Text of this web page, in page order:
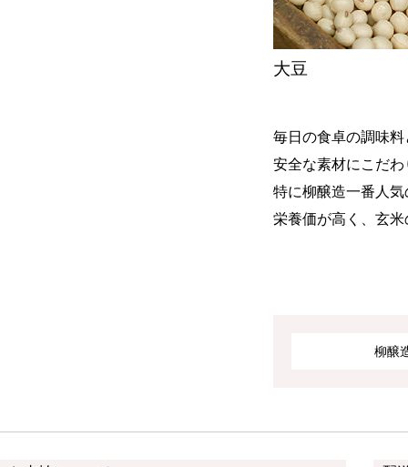
大豆
毎日の食卓の調味
安全な素材にこだ
特に柳醸造一番人
栄養価が高く、玄
柳醸